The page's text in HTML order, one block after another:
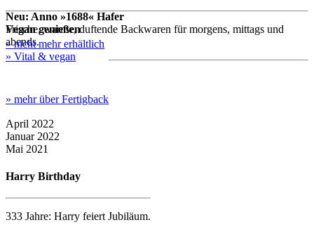
Frische, warme, duftende Backwaren für morgens, mittags und
abends.
» mehr über Fertigback
April 2022
Neu: Anno »1688« Hafer
» nicht mehr erhältlich
Januar 2022
Vegan genießen
» Vital & vegan
Mai 2021
Harry Birthday
333 Jahre: Harry feiert Jubiläum.